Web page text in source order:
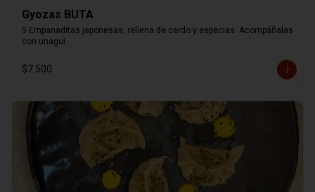
Gyozas BUTA
5 Empanaditas japonesas, rellena de cerdo y especias. Acompáñalas
con unagui.
$7.500